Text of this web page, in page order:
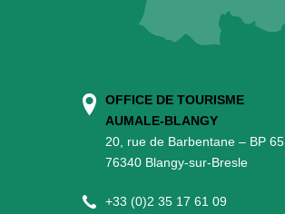
OFFICE DE TOURISME
AUMALE-BLANGY
20, rue de Barbentane – BP 65
76340 Blangy-sur-Bresle
+33 (0)2 35 17 61 09